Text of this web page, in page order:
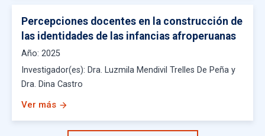
Percepciones docentes en la construcción de
las identidades de las infancias afroperuanas
Año: 2025
Investigador(es): Dra. Luzmila Mendivil Trelles De Peña y
Dra. Dina Castro
Ver más arrow_forward